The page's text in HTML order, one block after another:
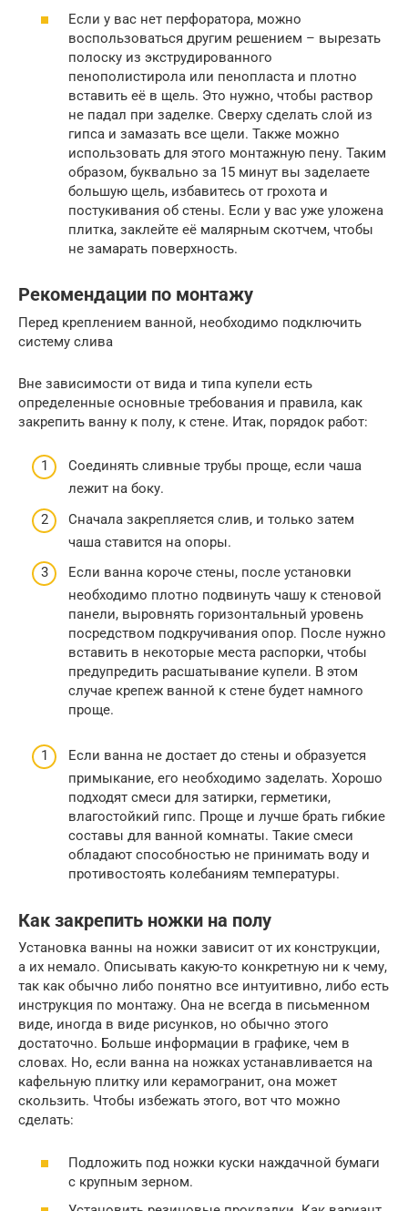
Если у вас нет перфоратора, можно
воспользоваться другим решением – вырезать
полоску из экструдированного
пенополистирола или пенопласта и плотно
вставить её в щель. Это нужно, чтобы раствор
не падал при заделке. Сверху сделать слой из
гипса и замазать все щели. Также можно
использовать для этого монтажную пену. Таким
образом, буквально за 15 минут вы заделаете
большую щель, избавитесь от грохота и
постукивания об стены. Если у вас уже уложена
плитка, заклейте её малярным скотчем, чтобы
не замарать поверхность.
Рекомендации по монтажу
Перед креплением ванной, необходимо подключить
систему слива
Вне зависимости от вида и типа купели есть
определенные основные требования и правила, как
закрепить ванну к полу, к стене. Итак, порядок работ:
Соединять сливные трубы проще, если чаша
лежит на боку.
Сначала закрепляется слив, и только затем
чаша ставится на опоры.
Если ванна короче стены, после установки
необходимо плотно подвинуть чашу к стеновой
панели, выровнять горизонтальный уровень
посредством подкручивания опор. После нужно
вставить в некоторые места распорки, чтобы
предупредить расшатывание купели. В этом
случае крепеж ванной к стене будет намного
проще.
Если ванна не достает до стены и образуется
примыкание, его необходимо заделать. Хорошо
подходят смеси для затирки, герметики,
влагостойкий гипс. Проще и лучше брать гибкие
составы для ванной комнаты. Такие смеси
обладают способностью не принимать воду и
противостоять колебаниям температуры.
Как закрепить ножки на полу
Установка ванны на ножки зависит от их конструкции,
а их немало. Описывать какую-то конкретную ни к чему,
так как обычно либо понятно все интуитивно, либо есть
инструкция по монтажу. Она не всегда в письменном
виде, иногда в виде рисунков, но обычно этого
достаточно. Больше информации в графике, чем в
словах. Но, если ванна на ножках устанавливается на
кафельную плитку или керамогранит, она может
скользить. Чтобы избежать этого, вот что можно
сделать:
Подложить под ножки куски наждачной бумаги
с крупным зерном.